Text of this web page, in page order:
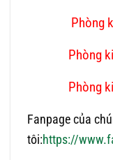
Phòng
Phòng
Phòng
Fanpage của
tôi:https://